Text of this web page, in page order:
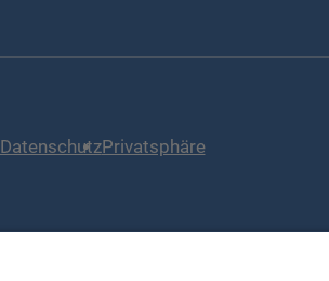
DatenschutzPrivatsphäre